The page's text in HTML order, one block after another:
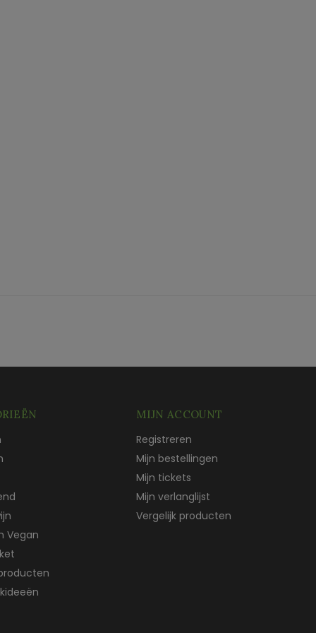
Vegan
MIJN ACCOUNT
Registreren
Mijn bestellingen
Mijn tickets
Mijn verlanglijst
Vergelijk producten